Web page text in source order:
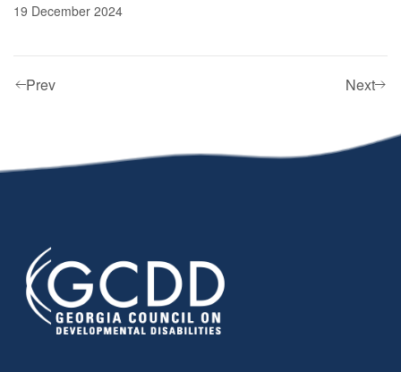
19 December 2024
Prev Next